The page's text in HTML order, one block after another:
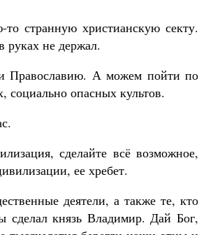
странную христианскую секту.
руках не держал.
Православию. А можем пойти по
социально опасных культов.
сделайте всё возможное,
ее хребет.
деятели, а также те, кто
сделал князь Владимир. Дай Бог,